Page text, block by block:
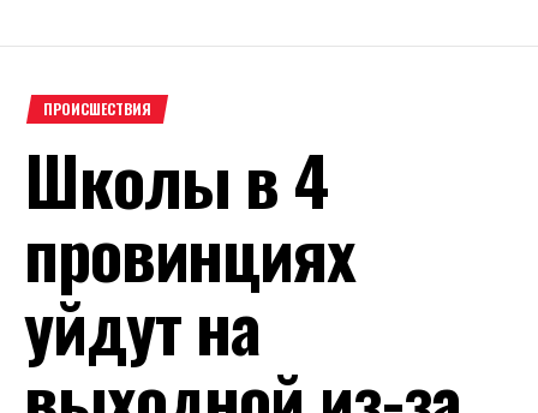
ПРОИСШЕСТВИЯ
Школы в 4
провинциях
уйдут на